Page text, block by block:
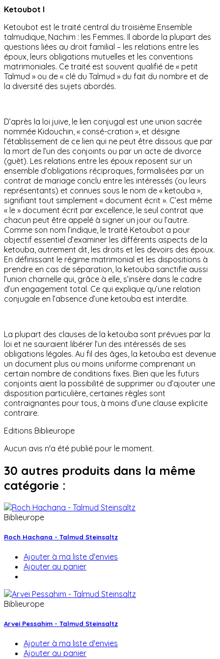
Ketoubot I
Ketoubot est le traité central du troisième Ensemble
talmudique, Nachim : les Femmes. Il aborde la plupart des
questions liées au droit familial – les relations entre les
époux, leurs obligations mutuelles et les conventions
matrimoniales. Ce traité est souvent qualifié de « petit
Talmud » ou de « clé du Talmud » du fait du nombre et de
la diversité des sujets abordés.
D’après la loi juive, le lien conjugal est une union sacrée
nommée Kidouchin, « consé-cration », et désigne
l’établissement de ce lien qui ne peut être dissous que par
la mort de l’un des conjoints ou par un acte de divorce
(guèt). Les relations entre les époux reposent sur un
ensemble d’obligations réciproques, formalisées par un
contrat de mariage conclu entre les intéressés (ou leurs
représentants) et connues sous le nom de « ketouba »,
signifiant tout simplement « document écrit ». C’est même
« le » document écrit par excellence, le seul contrat que
chacun peut être appelé à signer un jour ou l’autre.
Comme son nom l’indique, le traité Ketoubot a pour
objectif essentiel d’examiner les différents aspects de la
ketouba, autrement dit, les droits et les devoirs des époux.
En définissant le régime matrimonial et les dispositions à
prendre en cas de séparation, la ketouba sanctifie aussi
l’union charnelle qui, grâce à elle, s’insère dans le cadre
d’un engagement total. Ce qui explique qu’une relation
conjugale en l’absence d’une ketouba est interdite.
La plupart des clauses de la ketouba sont prévues par la
loi et ne sauraient libérer l’un des intéressés de ses
obligations légales. Au fil des âges, la ketouba est devenue
un document plus ou moins uniforme comprenant un
certain nombre de conditions fixes. Bien que les futurs
conjoints aient la possibilité de supprimer ou d’ajouter une
disposition particulière, certaines règles sont
contraignantes pour tous, à moins d’une clause explicite
contraire.
Editions Biblieurope
Aucun avis n'a été publié pour le moment.
30 autres produits dans la même
catégorie :
Biblieurope
Roch Hachana - Talmud Steinsaltz
Ajouter à ma liste d'envies
Ajouter au panier
Biblieurope
Arvei Pessahim - Talmud Steinsaltz
Ajouter à ma liste d'envies
Ajouter au panier